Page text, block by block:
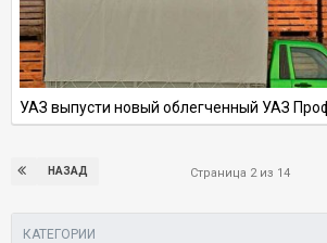
НАЗАД Страница 2 из 14
КАТЕГОРИИ